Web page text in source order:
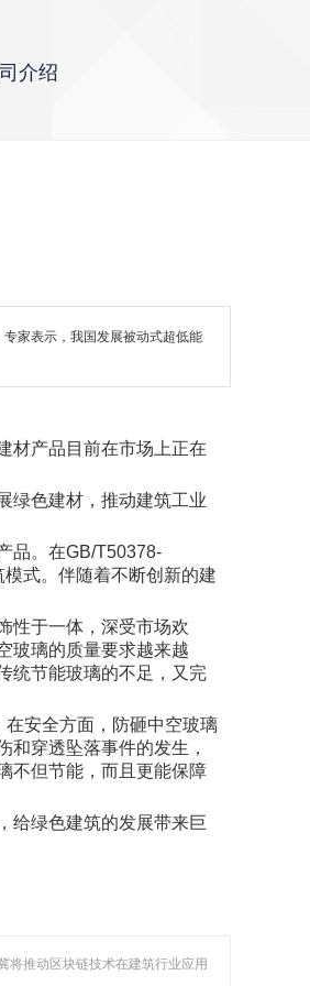
介绍
家表示，我国发展被动式超低能
材产品目前在市场上正在
绿色建材，推动建筑工业
品。在GB/T50378-
式。伴随着不断创新的建
性于一体，深受市场欢
玻璃的质量要求越来越
统节能玻璃的不足，又完
安全方面，防砸中空玻璃
穿透坠落事件的发生，
不但节能，而且更能保障
给绿色建筑的发展带来巨
将推动区块链技术在建筑行业应用